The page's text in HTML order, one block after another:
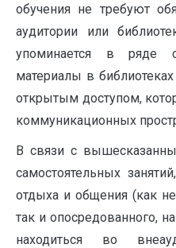
обучения не требуют
аудитории или
упоминается в ряде
материалы в
открытым доступом,
коммуникационных
В связи с
самостоятельных
отдыха и общения (как
так и опосредованного,
находиться во